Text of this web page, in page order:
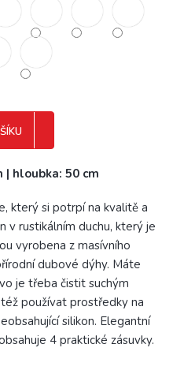
| hloubka: 50 cm
který si potrpí na kvalitě a
v rustikálním duchu, který je
vyrobena z masívního
dubové dýhy. Máte
je třeba čistit suchým
používat prostředky na
silikon. Elegantní
4 praktické zásuvky.